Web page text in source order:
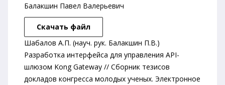
Балакшин Павел Валерьевич
Скачать файл
Шабалов А.П. (науч. рук. Балакшин П.В.)
Разработка интерфейса для управления API-
шлюзом Kong Gateway // Сборник тезисов
докладов конгресса молодых ученых. Электронное